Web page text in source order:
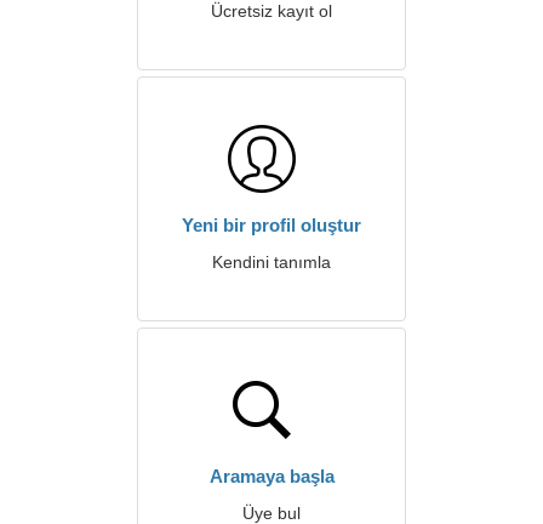
Ücretsiz kayıt ol
Yeni bir profil oluştur
Kendini tanımla
Aramaya başla
Üye bul